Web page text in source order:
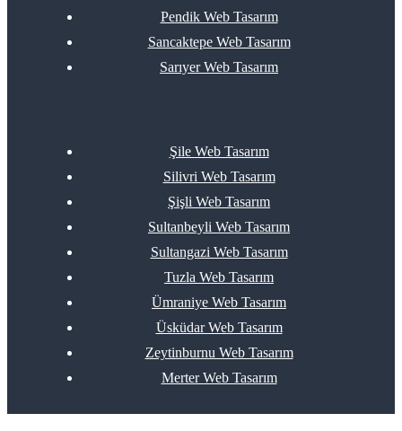
Pendik Web Tasarım
Sancaktepe Web Tasarım
Sarıyer Web Tasarım
Şile Web Tasarım
Silivri Web Tasarım
Şişli Web Tasarım
Sultanbeyli Web Tasarım
Sultangazi Web Tasarım
Tuzla Web Tasarım
Ümraniye Web Tasarım
Üsküdar Web Tasarım
Zeytinburnu Web Tasarım
Merter Web Tasarım